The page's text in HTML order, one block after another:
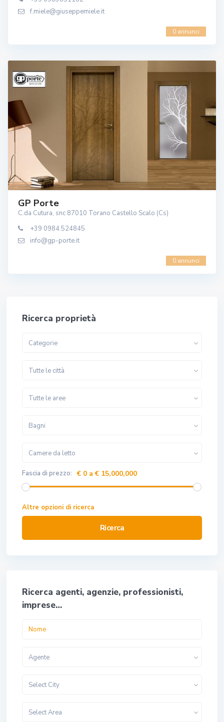
f.miele@giuseppemiele.it
0 annunci
GP Porte
C.da Cutura, snc 87010 Torano Castello Scalo (Cs)
+39 0984.524845
info@gp-porte.it
0 annunci
Ricerca proprietà
Categorie
Tutte le città
Tutte le aree
Bagni
Camere da letto
Fascia di prezzo: € 0 a € 15,000,000
Altre opzioni di ricerca
Ricerca
Ricerca agenti, agenzie, professionisti,
imprese…
Agente
Select City
Select Area